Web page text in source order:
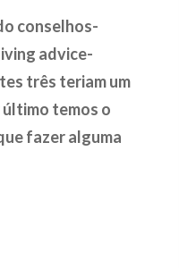
conselhos-
advice-
três teriam um
temos o
fazer alguma